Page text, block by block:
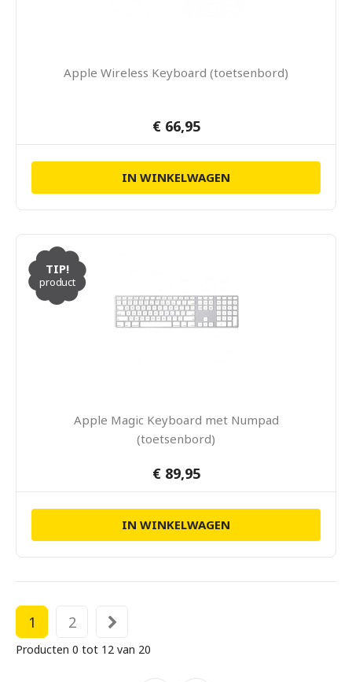
Apple Wireless Keyboard (toetsenbord)
€ 66,95
IN WINKELWAGEN
TIP!
product
Apple Magic Keyboard met Numpad
(toetsenbord)
€ 89,95
IN WINKELWAGEN
1 2
Producten 0 tot 12 van 20